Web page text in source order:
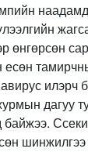
өнгөрсөн
есөн
илэрч
дагуу
байжээ.